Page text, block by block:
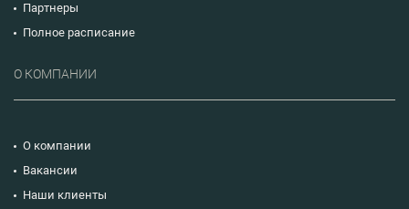
Партнеры
Полное расписание
О КОМПАНИИ
О компании
Вакансии
Наши клиенты